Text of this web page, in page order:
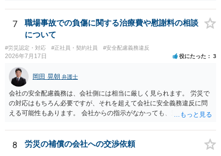
7
職場事故での負傷に関する治療費や慰謝料の相談
について
#労災認定・対応 #正社員・契約社員 #安全配慮義務違反
2026年7月17日 役にたった 3
岡田 晃朝 弁護士
会社の安全配慮義務は、会社側には相当に厳しく見られます。 労災で
の対応はもちろん必要ですが、それを超えて会社に安全義務違反に問
える可能性もあります。 会社からの指示がなかっても、逆に危険な作
実地指導をしていないことが問題になった事例もあります。ですの
で、指示が無ければ免責されるわけではありません。責任追及の交渉
8 労災の補償の会社への交渉依頼